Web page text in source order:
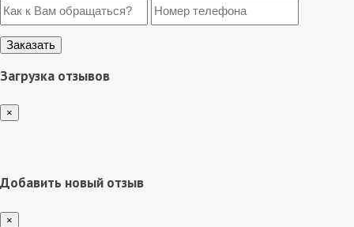
Загрузка отзывов
×
Добавить новый отзыв
×